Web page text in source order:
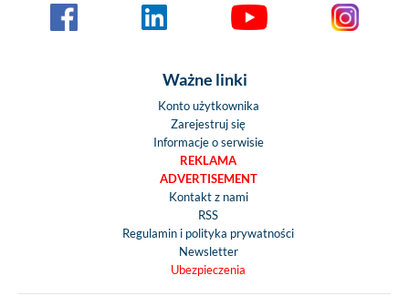
Ważne linki
Konto użytkownika
Zarejestruj się
Informacje o serwisie
REKLAMA
ADVERTISEMENT
Kontakt z nami
RSS
Regulamin i polityka prywatności
Newsletter
Ubezpieczenia